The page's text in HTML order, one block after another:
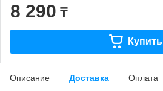
8 290 ₸
Купить
Описание Доставка Оплата